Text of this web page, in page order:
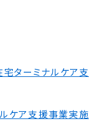
ターミナルケア支
ケア支援事業実施